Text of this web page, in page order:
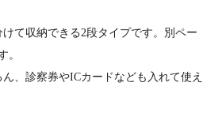
て収納できる2段タイプです。別ペー
。
、診察券やICカードなども入れて使え